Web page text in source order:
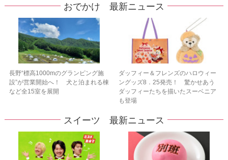
おでかけ 最新ニュース
長野“標高1000mのグランピング施
設”が営業開始へ！ 犬と泊まれる棟
など全15室を展開
ダッフィー＆フレンズのハロウィー
ングッズ8．25発売！ 驚かせあう
ダッフィーたちを描いたスーベニア
も登場
スイーツ 最新ニュース